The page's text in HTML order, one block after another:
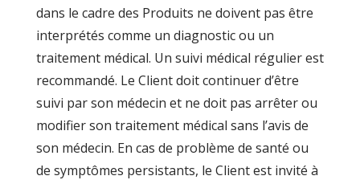
dans le cadre des Produits ne doivent pas être
interprétés comme un diagnostic ou un
traitement médical. Un suivi médical régulier est
recommandé. Le Client doit continuer d’être
suivi par son médecin et ne doit pas arrêter ou
modifier son traitement médical sans l’avis de
son médecin. En cas de problème de santé ou
de symptômes persistants, le Client est invité à